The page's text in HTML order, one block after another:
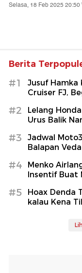
Selasa, 18 Feb 2025 20:50
Berita
#1
Jusuf Hamka
Cruiser FJ,
#2
Lelang
Urus Balik
#3
Jadwal
Balapan
#4
Menko
Insentif Buat
#5
Hoax Denda
kalau Kena